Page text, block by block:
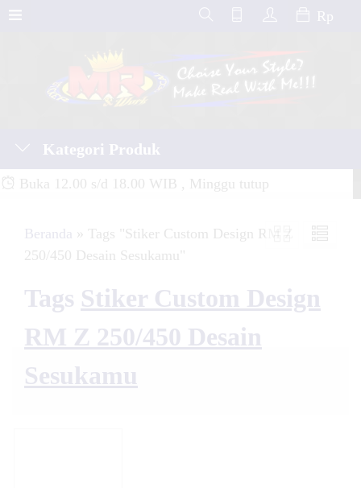
Rp
Kategori Produk
Buka 12.00 s/d 18.00 WIB , Minggu tutup
Beranda » Tags "Stiker Custom Design RM Z
250/450 Desain Sesukamu"
Tags Stiker Custom Design
RM Z 250/450 Desain
Sesukamu